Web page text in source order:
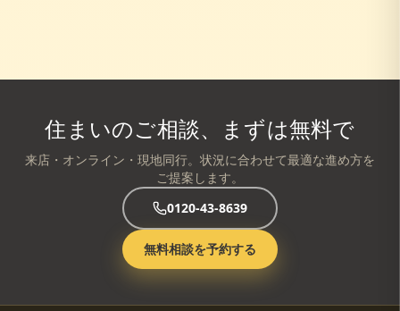
住まいのご相談、まずは無料で
来店・オンライン・現地同行。状況に合わせて最適な進め方を
ご提案します。
0120-43-8639
無料相談を予約する